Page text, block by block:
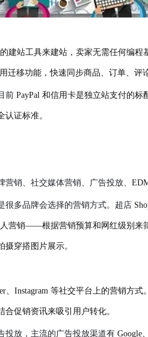
的建站工具来建站，卖家无需任何编
迁移功能，快速同步商品、订单、评
前 PayPal 和信用卡是独立站支付的
证标准。
销、社交媒体营销、广告投放、
很多品牌会选择的营销方式。超店
人营销——根据营销预算和网红级别
穿搭图片展示。
、Instagram 等社交平台上的营销方
促销资讯来吸引用户转化。
投放，主流的广告投放渠道有 Google